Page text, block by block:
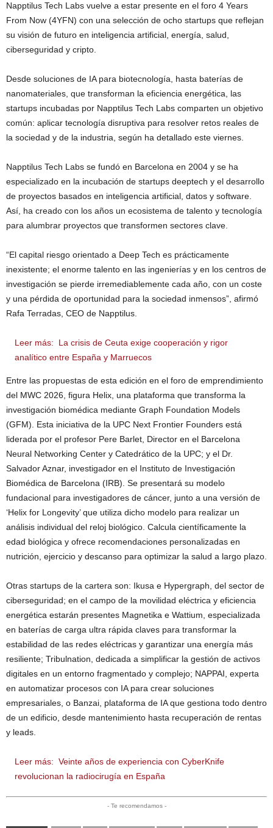
Napptilus Tech Labs vuelve a estar presente en el foro 4 Years
From Now (4YFN) con una selección de ocho startups que reflejan
su visión de futuro en inteligencia artificial, energía, salud,
ciberseguridad y cripto.
Desde soluciones de IA para biotecnología, hasta baterías de
nanomateriales, que transforman la eficiencia energética, las
startups incubadas por Napptilus Tech Labs comparten un objetivo
común: aplicar tecnología disruptiva para resolver retos reales de
la sociedad y de la industria, según ha detallado este viernes.
Napptilus Tech Labs se fundó en Barcelona en 2004 y se ha
especializado en la incubación de startups deeptech y el desarrollo
de proyectos basados en inteligencia artificial, datos y software.
Así, ha creado con los años un ecosistema de talento y tecnología
para alumbrar proyectos que transformen sectores clave.
“El capital riesgo orientado a Deep Tech es prácticamente
inexistente; el enorme talento en las ingenierías y en los centros de
investigación se pierde irremediablemente cada año, con un coste
y una pérdida de oportunidad para la sociedad inmensos”, afirmó
Rafa Terradas, CEO de Napptilus.
Leer más:
La crisis de Ceuta exige cooperación y rigor
analítico entre España y Marruecos
Entre las propuestas de esta edición en el foro de emprendimiento
del MWC 2026, figura Helix, una plataforma que transforma la
investigación biomédica mediante Graph Foundation Models
(GFM). Esta iniciativa de la UPC Next Frontier Founders está
liderada por el profesor Pere Barlet, Director en el Barcelona
Neural Networking Center y Catedrático de la UPC; y el Dr.
Salvador Aznar, investigador en el Instituto de Investigación
Biomédica de Barcelona (IRB). Se presentará su modelo
fundacional para investigadores de cáncer, junto a una versión de
‘Helix for Longevity’ que utiliza dicho modelo para realizar un
análisis individual del reloj biológico. Calcula científicamente la
edad biológica y ofrece recomendaciones personalizadas en
nutrición, ejercicio y descanso para optimizar la salud a largo plazo.
Otras startups de la cartera son: Ikusa e Hypergraph, del sector de
ciberseguridad; en el campo de la movilidad eléctrica y eficiencia
energética estarán presentes Magnetika e Wattium, especializada
en baterías de carga ultra rápida claves para transformar la
estabilidad de las redes eléctricas y garantizar una energía más
resiliente; Tribulnation, dedicada a simplificar la gestión de activos
digitales en un entorno fragmentado y complejo; NAPPAI, experta
en automatizar procesos con IA para crear soluciones
empresariales, o Banzai, plataforma de IA que gestiona todo dentro
de un edificio, desde mantenimiento hasta recuperación de rentas
y leads.
Leer más: Veinte años de experiencia con CyberKnife
revolucionan la radiocirugía en España
- Te recomendamos -